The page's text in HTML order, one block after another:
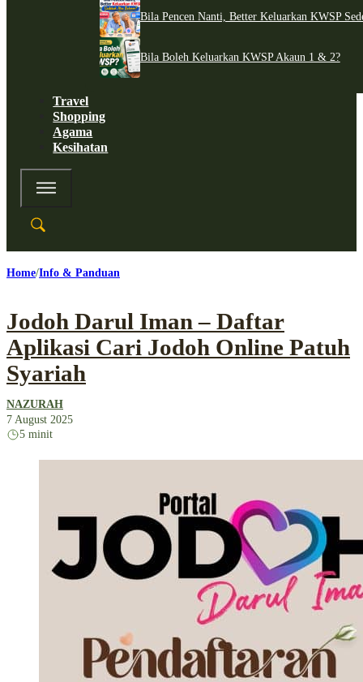
Bila Pencen Nanti, Better Keluarkan KWSP
Bila Boleh Keluarkan KWSP Akaun 1 & 2?
Travel
Shopping
Agama
Kesihatan
Home Info & Panduan
Jodoh Darul Iman – Daftar
Aplikasi Cari Jodoh Online Patuh
Syariah
NAZURAH
7 August 2025
5 minit